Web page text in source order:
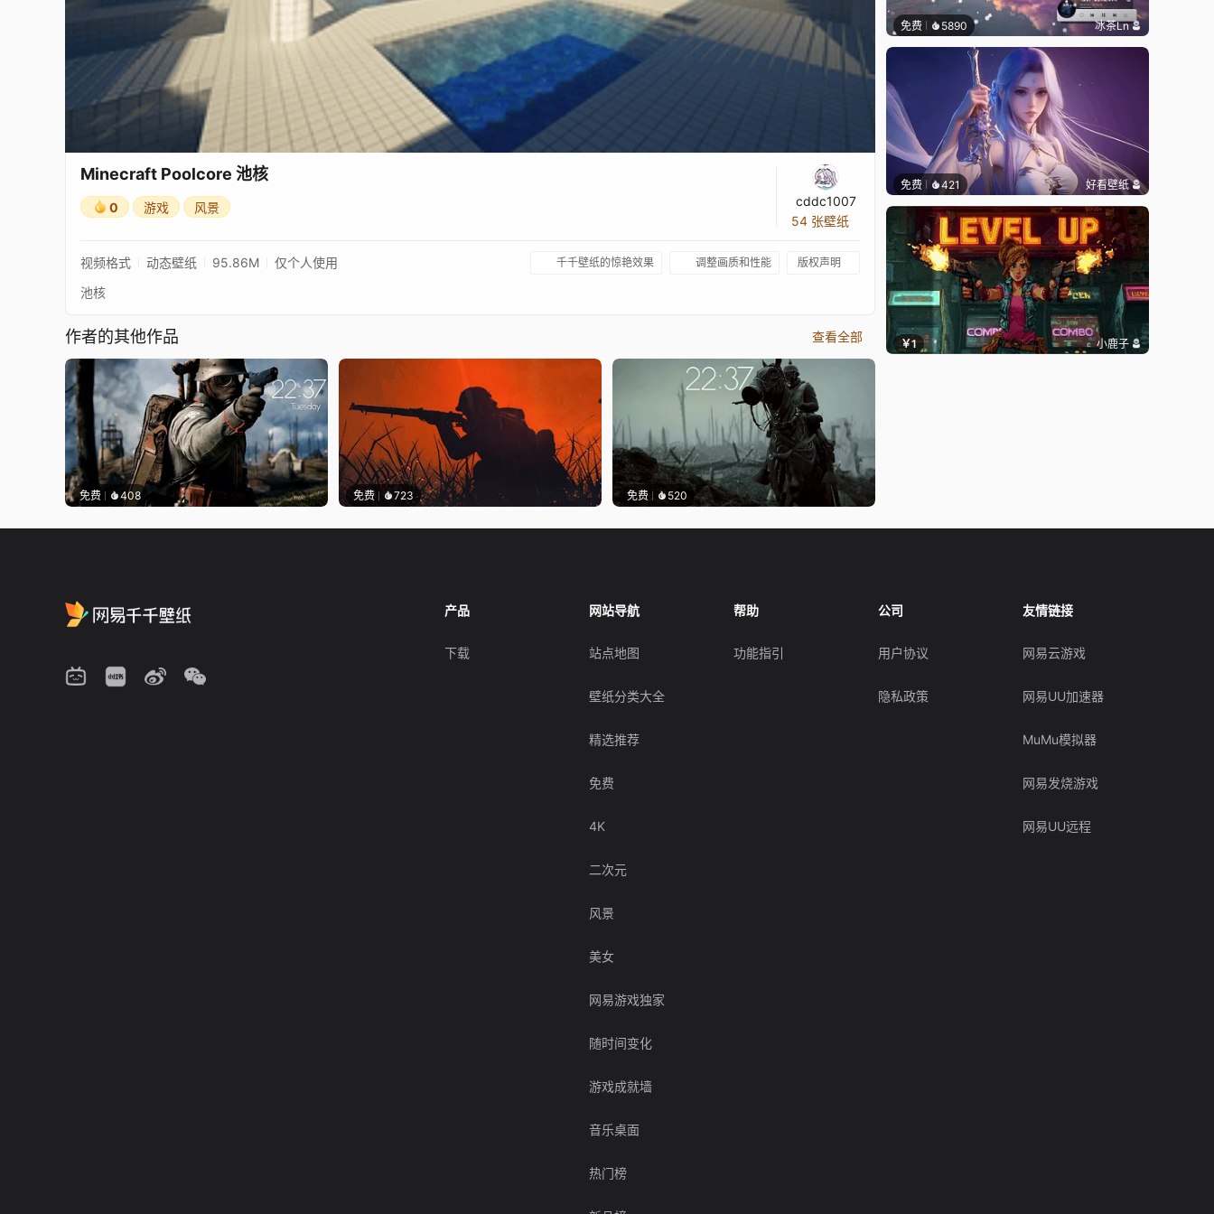
Minecraft Poolcore 池核
0 游戏 风景
cddc1007
54 张壁纸
视频格式 动态壁纸 95.86M 仅个人使用 千千壁纸的惊艳效果 调整画质和性能 版权声明
池核
作者的其他作品 查看全部
免费 408 免费 723 免费 520
免费 5890 冰茶Ln
免费 421 好看壁纸
￥1 小鹿子
产品
下载
网站导航
站点地图
壁纸分类大全
精选推荐
免费
4K
二次元
风景
美女
网易游戏独家
随时间变化
游戏成就墙
音乐桌面
热门榜
帮助
功能指引
公司
用户协议
隐私政策
友情链接
网易云游戏
网易UU加速器
MuMu模拟器
网易发烧游戏
网易UU远程